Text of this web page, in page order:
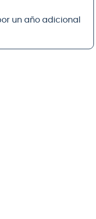
un año adicional